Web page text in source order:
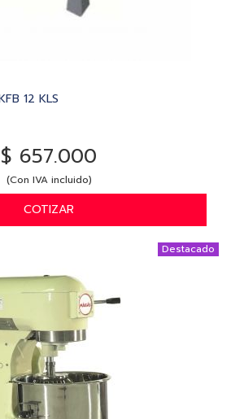
12 KLS
$ 657.000
(Con IVA incluido)
COTIZAR
Destacado